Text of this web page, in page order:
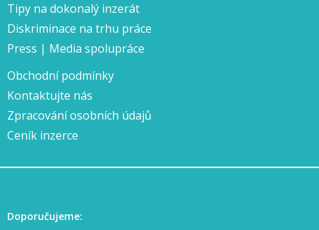
Tipy na dokonalý inzerát
Diskriminace na trhu práce
Press | Media spolupráce
Obchodní podmínky
Kontaktujte nás
Zpracování osobních údajů
Ceník inzerce
Doporučujeme: